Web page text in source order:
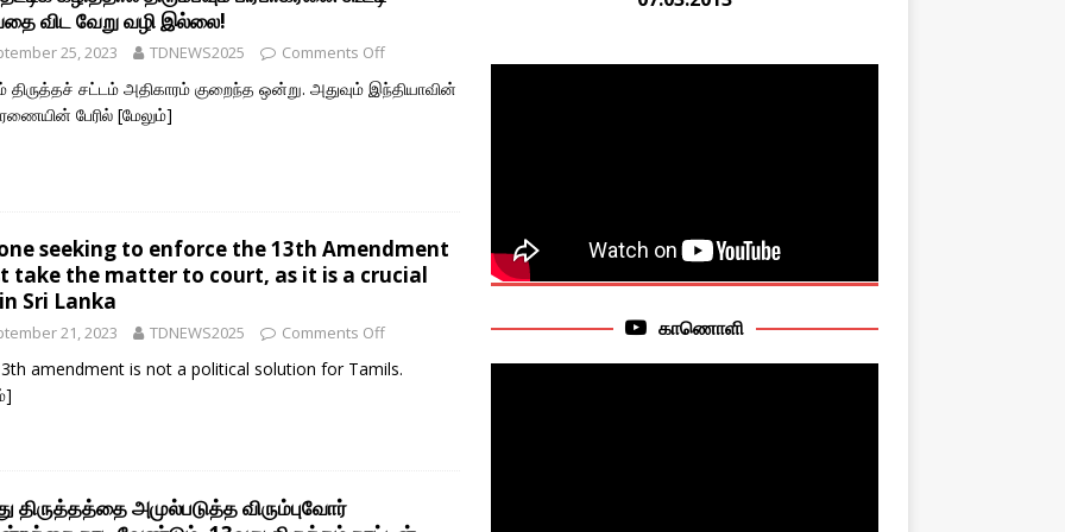
Manoranjitham “Ranji” SriKanthan (1954–2026), Boston,
Daily Habits That May Increase Colon Cancer Risk
விட வேறு வழி இல்லை!
25, 2023 TDNEWS2025 Comments Off
திருத்தச் சட்டம் அதிகாரம் குறைந்த ஒன்று. அதுவும் இந்தியாவின்
பேரில் [மேலும்]
seeking to enforce the 13th Amendment
take the matter to court, as it is a crucial
Sri Lanka
21, 2023 TDNEWS2025 Comments Off
amendment is not a political solution for Tamils.
திருத்தத்தை அமுல்படுத்த விரும்புவோர்
காணொளி